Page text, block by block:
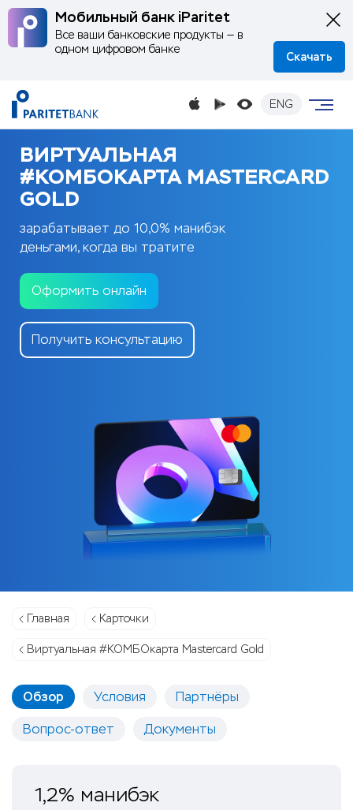
Мобильный банк iParitet
Все ваши банковские продукты — в
одном цифровом банке
Скачать
ENG
ВИРТУАЛЬНАЯ
#КОМБОКАРТА MASTERCARD
GOLD
зарабатывает до 10,0% манибэк
деньгами, когда вы тратите
Оформить онлайн
Получить консультацию
Главная Карточки
Виртуальная #КОМБОкарта Mastercard Gold
Обзор Условия
Партнёры
Вопрос-ответ
Документы
1,2% манибэк